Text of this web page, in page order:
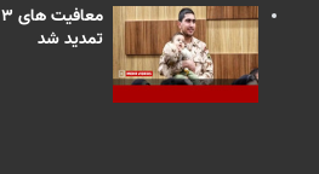
تمدید شد